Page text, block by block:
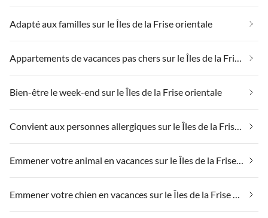
Adapté aux familles sur le Îles de la Frise orientale
Appartements de vacances pas chers sur le Îles de la Frise orientale
Bien-être le week-end sur le Îles de la Frise orientale
Convient aux personnes allergiques sur le Îles de la Frise orientale
Emmener votre animal en vacances sur le Îles de la Frise orientale
Emmener votre chien en vacances sur le Îles de la Frise orientale